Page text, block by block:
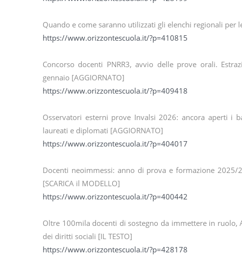
Quando e come saranno utilizzati gli elenchi regionali per
https://www.orizzontescuola.it/?p=410815
Concorso docenti PNRR3, avvio delle prove orali.
gennaio [AGGIORNATO]
https://www.orizzontescuola.it/?p=409418
Osservatori esterni prove Invalsi 2026: ancora aperti i
laureati e diplomati [AGGIORNATO]
https://www.orizzontescuola.it/?p=404017
Docenti neoimmessi: anno di prova e formazione
[SCARICA il MODELLO]
https://www.orizzontescuola.it/?p=400442
Oltre 100mila docenti di sostegno da immettere in
dei diritti sociali [IL TESTO]
https://www.orizzontescuola.it/?p=428178